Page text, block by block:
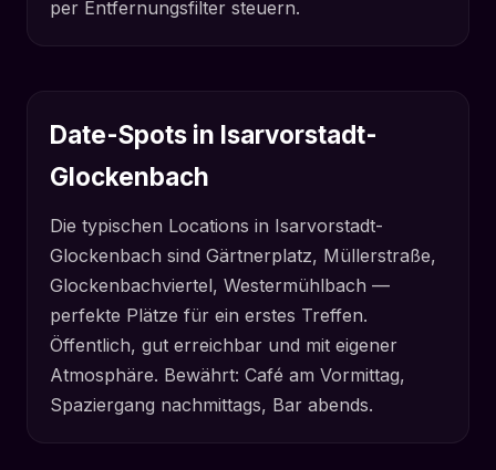
per Entfernungsfilter steuern.
Date-Spots in Isarvorstadt-
Glockenbach
Die typischen Locations in Isarvorstadt-
Glockenbach sind Gärtnerplatz, Müllerstraße,
Glockenbachviertel, Westermühlbach —
perfekte Plätze für ein erstes Treffen.
Öffentlich, gut erreichbar und mit eigener
Atmosphäre. Bewährt: Café am Vormittag,
Spaziergang nachmittags, Bar abends.